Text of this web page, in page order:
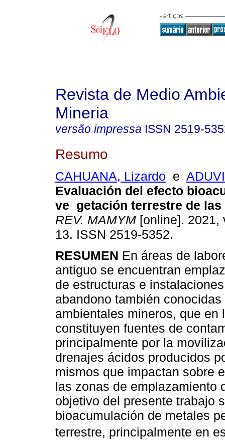
Revista de Medio
Mineria
versão impressa ISSN 2519-
Resumo
CAHUANA, Lizardo e
Evaluación del efecto
ve getación terrestre de
REV. MAMYM [online]. 2021,
13. ISSN 2519-5352.
RESUMEN En áreas de
antiguo se encuentran
de estructuras e
abandono también
ambientales mineros, que en
constituyen fuentes de
principalmente por la
drenajes ácidos producidos
mismos que impactan sobre
las zonas de emplazamiento
objetivo del presente trabajo
bioacumulación de metales
terrestre, principalmente en